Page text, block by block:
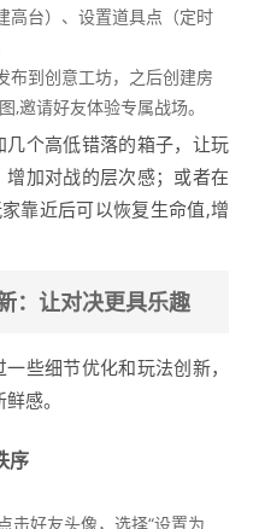
高台）、设置道具点（定时
布到创意工坊，之后创建房
,邀请好友体验专属战场。
个高低错落的箱子，让玩
加对战的层次感；或者在
靠近后可以恢复生命值,增
：让对决更具乐趣
些细节优化和玩法创新，
感。
序
击好友头像，选择“设置为